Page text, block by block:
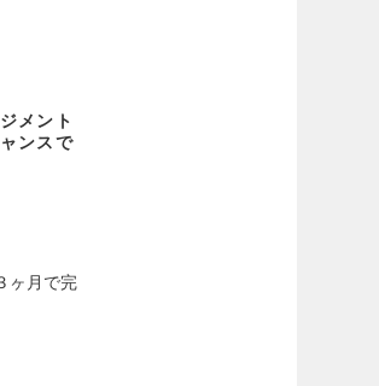
メント
ンスで
ヶ月で完